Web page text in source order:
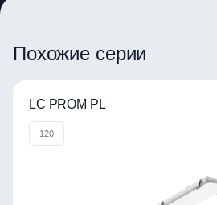
Похожие серии
LC PROM PL
120